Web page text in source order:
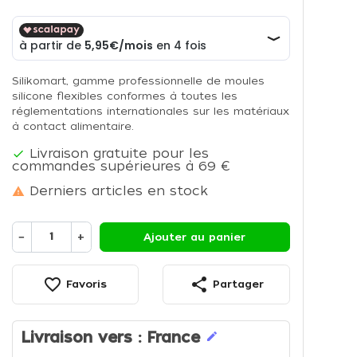
Silikomart, gamme professionnelle de moules
silicone flexibles conformes à toutes les
réglementations internationales sur les matériaux
à contact alimentaire.
 Livraison gratuite pour les
commandes supérieures à 69 €
 Derniers articles en stock
− + Ajouter au panier
favorite_border Favoris share Partager
Livraison vers : France edit